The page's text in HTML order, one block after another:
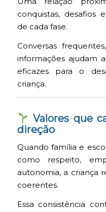
conquistas, desafios
de cada fase.
Conversas
informações ajudam
eficazes para o
criança.
Valores que
direção
Quando família e
como respeito,
autonomia, a criança
coerentes.
Essa consistência